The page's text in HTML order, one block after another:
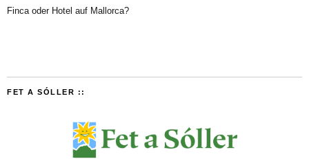
Finca oder Hotel auf Mallorca?
FET A SÓLLER ::